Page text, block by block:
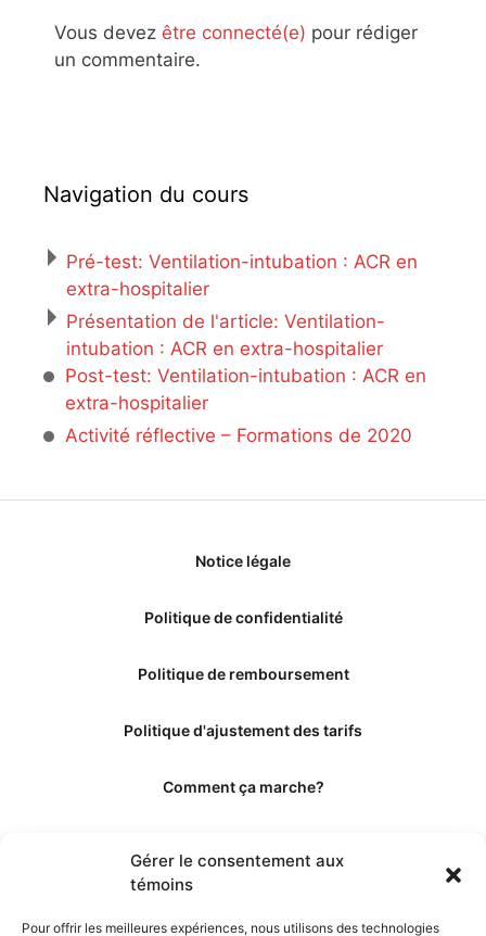
Gérer le consentement aux
témoins
Pour offrir les meilleures expériences, nous utilisons des technologies
Vous devez être connecté(e) pour rédiger
un commentaire.
Navigation du cours
Pré-test: Ventilation-intubation : ACR en
extra-hospitalier
Présentation de l'article: Ventilation-
intubation : ACR en extra-hospitalier
Post-test: Ventilation-intubation : ACR en
extra-hospitalier
Activité réflective – Formations de 2020
Notice légale
Politique de confidentialité
Politique de remboursement
Politique d'ajustement des tarifs
Comment ça marche?